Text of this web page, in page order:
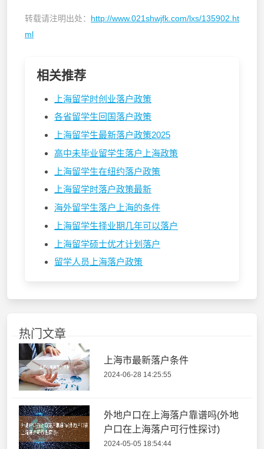
转载请注明出处： http://www.021shwjfk.com/lxs/135902.ht
ml
相关推荐
上海留学时创业落户政策
各省留学生回国落户政策
上海留学生最新落户政策2025
高中未毕业留学生落户上海政策
上海留学生在纽约落户政策
上海留学时落户政策最新
海外留学生落户上海的条件
上海留学生择业期几年可以落户
上海留学硕士优才计划落户
留学人员上海落户政策
热门文章
上海市最新落户条件
2024-06-28 14:25:55
外地户口在上海落户靠谱吗(外地
户口在上海落户可行性探讨)
2024-05-05 18:54:44